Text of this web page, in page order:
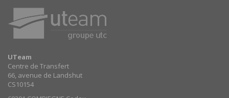
UTeam
Centre de Transfert
66, avenue de Landshut
CS10154